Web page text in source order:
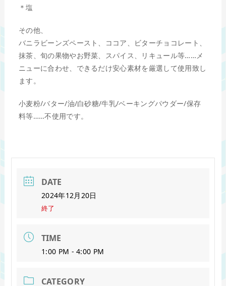
＊塩
その他、
バニラビーンズペースト、ココア、ビターチョコレート、
抹茶、旬の果物やお野菜、スパイス、リキュール等……メ
ニューに合わせ、できるだけ安心素材を厳選して使用致し
ます。
小麦粉/バター/油/白砂糖/牛乳/ベーキングパウダー/保存
料等……不使用です。
DATE
2024年12月20日
終了
TIME
1:00 PM - 4:00 PM
CATEGORY